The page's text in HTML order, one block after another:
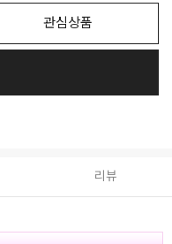
관심상품
리뷰